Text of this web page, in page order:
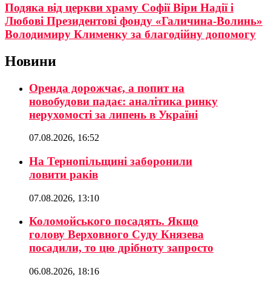
Подяка від церкви храму Софії Віри Надії і
Любові Президентові фонду «Галичина-Волинь»
Володимиру Клименку за благодійну допомогу
Новини
Оренда дорожчає, а попит на
новобудови падає: аналітика ринку
нерухомості за липень в Україні
07.08.2026, 16:52
На Тернопільщині заборонили
ловити раків
07.08.2026, 13:10
Коломойського посадять. Якщо
голову Верховного Суду Князева
посадили, то цю дрібноту запросто
06.08.2026, 18:16